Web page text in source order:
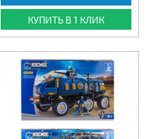
КУПИТЬ В 1 КЛИК